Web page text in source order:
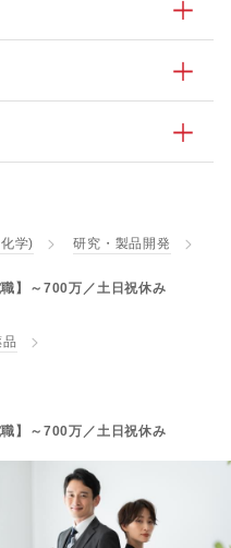
学) 研究・製品開発
】～700万／土日祝休み
品
】～700万／土日祝休み